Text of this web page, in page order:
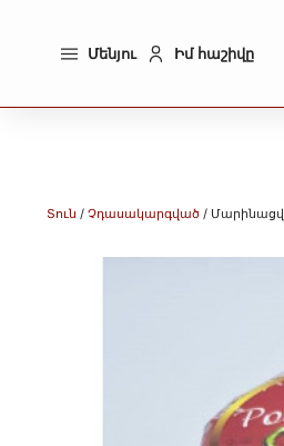
Մենյու Իմ հաշիվը
Տուն / Չդասակարգված /